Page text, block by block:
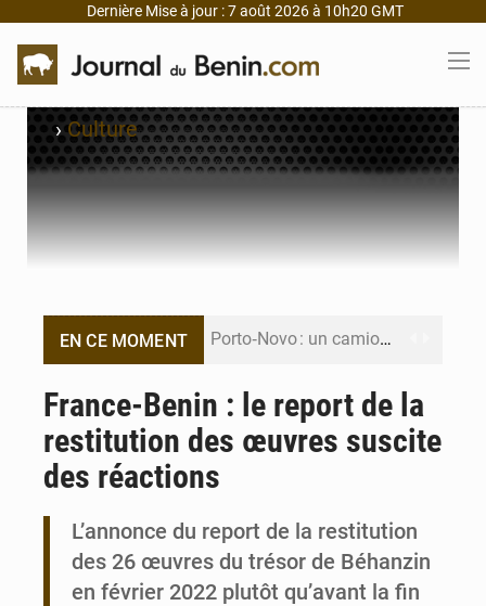
Dernière Mise à jour : 7 août 2026 à 10h20 GMT
›Culture
EN CE MOMENT Porto‑Novo : un camion de produits pétroliers embrase Avakpa
Bénin : Djogbénou inspecte le chantier du siège de l’Assemblée
Bénin : Le CEG La Verdure de Ouèdo fait sa mue pour la rentrée
France-Benin : le report de la
restitution des œuvres suscite
des réactions
L’annonce du report de la restitution
des 26 œuvres du trésor de Béhanzin
en février 2022 plutôt qu’avant la fin